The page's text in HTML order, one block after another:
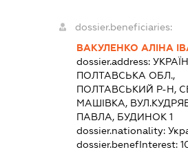
dossier.beneficiaries:
ВАКУЛЕНКО АЛІНА
dossier.address:
ПОЛТАВСЬКА ОБЛ.,
ПОЛТАВСЬКИЙ Р-Н,
МАШІВКА,
ПАВЛА, БУДИНОК 1
dossier.nationality:
dossier.benefInterest: